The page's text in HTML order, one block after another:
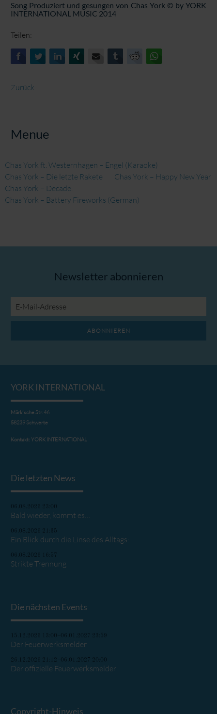
Song Produziert und gesungen von Chas York © by YORK
INTERNATIONAL MUSIC 2014
Teilen:
FacebookTwitter LinkedInXing E-mail tumblr Reddit
Zurück
Menue
Chas York ft. Westernhagen – Engel (Karaoke)
Chas York – Die letzte Rakete
Chas York – Happy New Year
Chas York – Decade.
Chas York – Battery Fireworks (German)
Newsletter abonnieren
Adresse
ABONNIEREN
YORK INTERNATIONAL
Märkische Str. 46
58239 Schwerte
Kontakt:YORK INTERNATIONAL
Die letzten News
06.08.2026 23:00
Bald wieder, kommt es…
06.08.2026 21:35
Ein Blick durch die Linse des Alltags:
06.08.2026 16:57
Strikte Trennung
Die nächsten Events
15.12.2026 13:00–06.01.2027 23:59
Der Feuerwerksmelder
26.12.2026 21:12–06.01.2027 20:00
Der offizielle Feuerwerksmelder
Copyright-Hinweis